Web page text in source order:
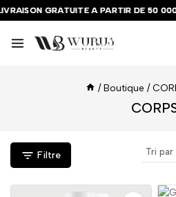
GRATUITE A PARTIR DE 50 000
GRATUITE A PARTIR DE 50 000
GRATUITE A PARTIR DE 50 000
/ Boutique /
Filtre